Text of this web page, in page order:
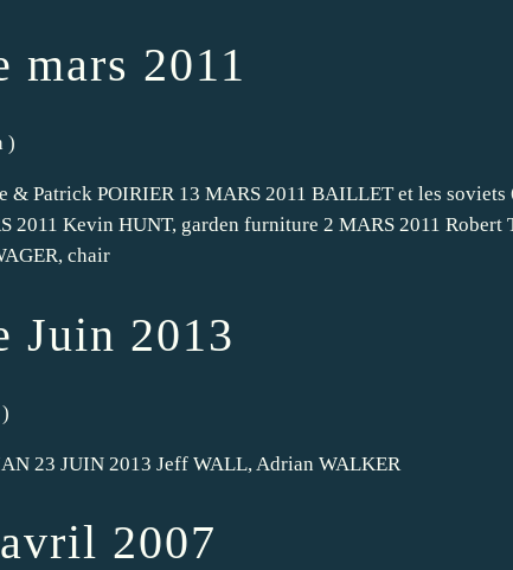
mars 2011
)
& Patrick POIRIER 13 MARS 2011 BAILLET et les soviets
2011 Kevin HUNT, garden furniture 2 MARS 2011 Robert
chair
Juin 2013
)
23 JUIN 2013 Jeff WALL, Adrian WALKER
2007